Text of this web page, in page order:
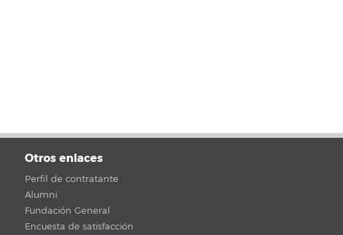
Otros enlaces
Perfil de contratante
Alumni
Fundación General
Encuesta de satisfacción